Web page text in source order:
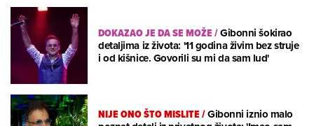
DOKAZAO JE DA SE MOŽE/Gibonni šokirao
detaljima iz života: '11 godina živim bez struje
i od kišnice. Govorili su mi da sam lud'
NIJE ONO ŠTO MISLITE/Gibonni iznio malo